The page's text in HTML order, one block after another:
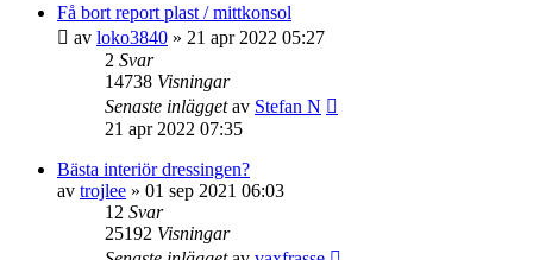
Få bort report plast / mittkonsol
av loko3840 » 21 apr 2022 05:27
2 Svar
14738 Visningar
Senaste inläggetav Stefan N
21 apr 2022 07:35
Bästa interiör dressingen?
av trojlee » 01 sep 2021 06:03
12 Svar
25192 Visningar